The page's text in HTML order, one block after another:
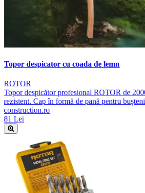
Topor despicator cu coada de lemn
ROTOR
Topor despicător profesional ROTOR de
rezistent. Cap în formă de pană pentru
construction.ro
81 Lei